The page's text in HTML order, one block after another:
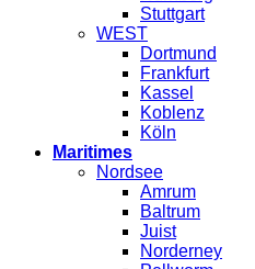
Stuttgart
WEST
Dortmund
Frankfurt
Kassel
Koblenz
Köln
Maritimes
Nordsee
Amrum
Baltrum
Juist
Norderney